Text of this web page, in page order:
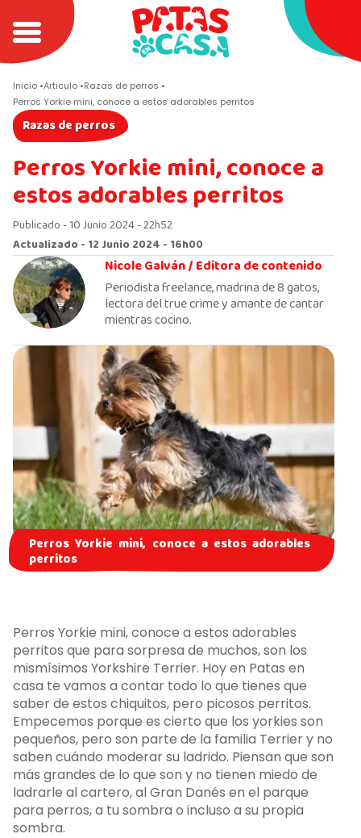
Inicio Articulo Razas de perros
Perros Yorkie mini, conoce a estos adorables perritos
Razas de perros
Perros Yorkie mini, conoce a
estos adorables perritos
Publicado - 10 Junio 2024 - 22h52
Actualizado - 12 Junio 2024 - 16h00
Nicole Galván /Editora de contenido
Periodista freelance, madrina de 8 gatos,
lectora del true crime y amante de cantar
mientras cocino.
Perros Yorkie mini, conoce a estos adorables
perritos
Perros Yorkie mini, conoce a estos adorables
perritos que para sorpresa de muchos, son los
mismísimos Yorkshire Terrier. Hoy en Patas en
casa te vamos a contar todo lo que tienes que
saber de estos chiquitos, pero picosos perritos.
Empecemos porque es cierto que los yorkies son
pequeños, pero son parte de la familia Terrier y no
saben cuándo moderar su ladrido. Piensan que son
más grandes de lo que son y no tienen miedo de
ladrarle al cartero, al Gran Danés en el parque
para perros, a tu sombra o incluso a su propia
sombra.